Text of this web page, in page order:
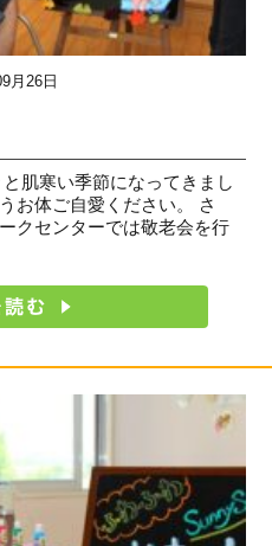
月26日
肌寒い季節になってきまし
お体ご自愛ください。 さ
クセンターでは敬老会を行